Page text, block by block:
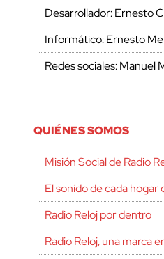
Desarrollador: Ernesto
Informático: Ernesto
Redes sociales: Manuel
QUIÉNES SOMOS
Misión Social de Radio
El sonido de cada hogar
Radio Reloj por dentro
Radio Reloj, una marca